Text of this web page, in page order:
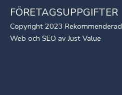
FÖRETAGSUPPGIFTER
Copyright 2023 Rekommenderad
Web och SEO av Just Value